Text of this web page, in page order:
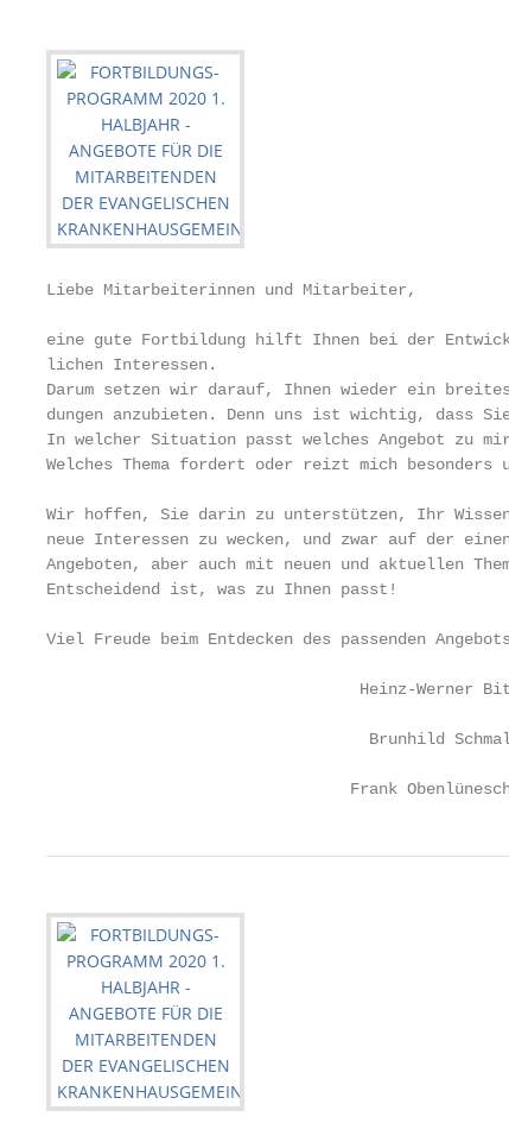
Liebe Mitarbeiterinnen und Mitarbeiter,
eine gute Fortbildung hilft Ihnen bei der
lichen Interessen.
Darum setzen wir darauf, Ihnen wieder ein
dungen anzubieten. Denn uns ist wichtig, dass Sie
In welcher Situation passt welches Angebot zu mir
Welches Thema fordert oder reizt mich
Wir hoffen, Sie darin zu unterstützen, Ihr
neue Interessen zu wecken, und zwar auf der
Angeboten, aber auch mit neuen und aktuellen
Entscheidend ist, was zu Ihnen passt!
Viel Freude beim Entdecken des passenden
Heinz-Werner
Brunhild
Frank